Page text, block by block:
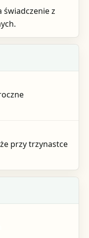
świadczenie z
przy trzynastce